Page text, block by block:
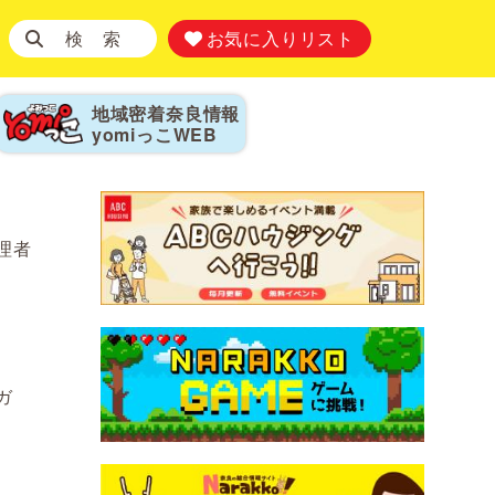
検 索 お気に入りリスト
地域密着奈良情報
yomiっこ WEB
者